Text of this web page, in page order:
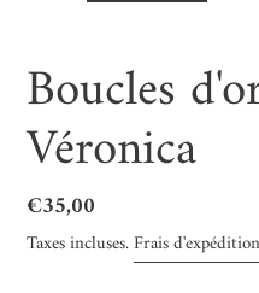
Boucles
Véronica
Prix
normal
€35,00
Taxes incluses.Frais d'expédition